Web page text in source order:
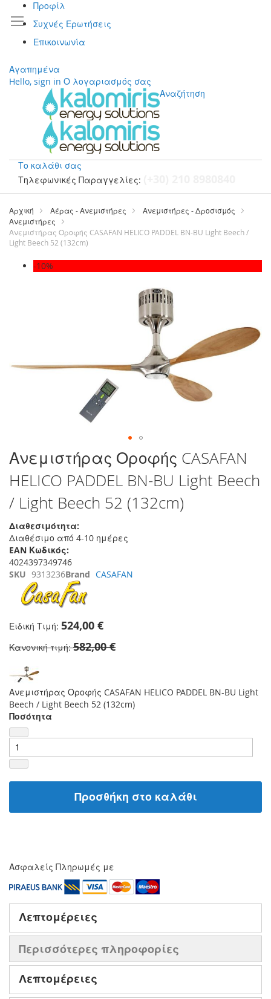
Προφίλ
Συχνές Ερωτήσεις
Επικοινωνία
Αγαπημένα
Hello, sign in Ο λογαριασμός σας
Αναζήτηση
Το καλάθι σας
Τηλεφωνικές Παραγγελίες:
Μετάβαση
περιεχόμενο
Αρχική Αέρας - Ανεμιστήρες
Ανεμιστήρες - Δροσισμός
Ανεμιστήρες
Ανεμιστήρας Οροφής CASAFAN HELICO PADDEL BN-BU Light Beech /
Light Beech 52 (132cm)
Μετάβαση
-10%
Μετάβαση
στην
αρχή
της
συλλογής
εικόνων
Ανεμιστήρας Οροφής CASAFAN
HELICO PADDEL BN-BU Light Beech
/ Light Beech 52 (132cm)
Διαθεσιμότητα:
Διαθέσιμο από 4-10 ημέρες
EAN Κωδικός:
4024397349746
SKU 9313236Brand CASAFAN
Ειδική Τιμή 524,00 €
Κανονική τιμή 582,00 €
Ανεμιστήρας Οροφής CASAFAN HELICO PADDEL BN-BU Light
Beech / Light Beech 52 (132cm)
Ποσότητα
Προσθήκη στο καλάθι
Ασφαλείς Πληρωμές με
Λεπτομέρειες
Περισσότερες πληροφορίες
Λεπτομέρειες